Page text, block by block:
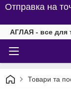
Отправка на
АГЛАЯ - все для
Товари та